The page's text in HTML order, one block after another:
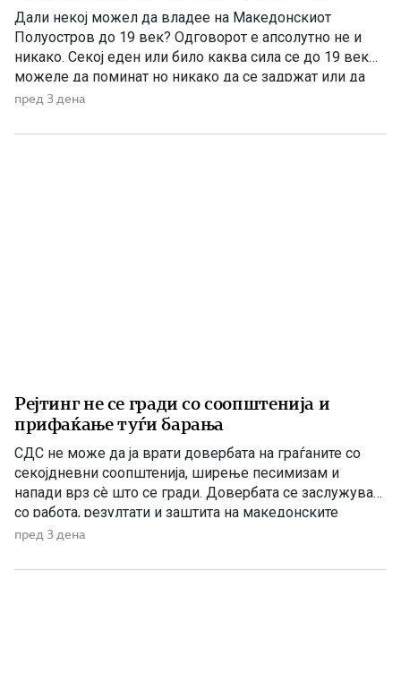
Дали некој можел да владее на Македонскиот
Полуостров до 19 век? Одговорот е апсолутно не и
никако. Секој еден или било каква сила се до 19 век
можеле да поминат но никако да се задржат или да
управуваат поради неколку причини – планинската
климата и непознавање на населени места се […]
пред 3 дена
Рејтинг не се гради со соопштенија и
прифаќање туѓи барања
СДС не може да ја врати довербата на граѓаните со
секојдневни соопштенија, ширење песимизам и
напади врз сè што се гради. Довербата се заслужува
со работа, резултати и заштита на македонските
национални и државни интереси. По седумгодишното
впечаток дека е сериозна опозиција. Но, граѓаните
пред 3 дена